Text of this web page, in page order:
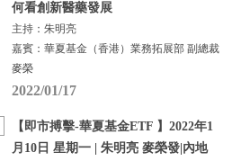
何看創新醫藥發展
主持：朱明亮
嘉賓：華夏基金（香港）業務拓展部 副總裁
麥榮
2022/01/17
【即市搏擊-華夏基金ETF 】2022年1
月10日 星期一 | 朱明亮 麥榮發|內地